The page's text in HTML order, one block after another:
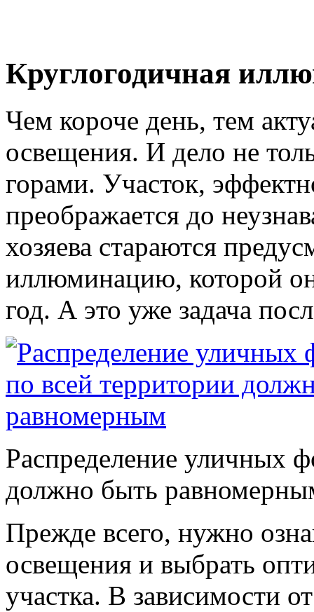
Круглогодичная
Чем короче день, тем
освещения. И дело не
горами. Участок,
преображается до
хозяева стараются
иллюминацию, которой
год. А это уже задача
Распределение уличных
должно быть
Прежде всего, нужно
освещения и выбрать
участка. В зависимости